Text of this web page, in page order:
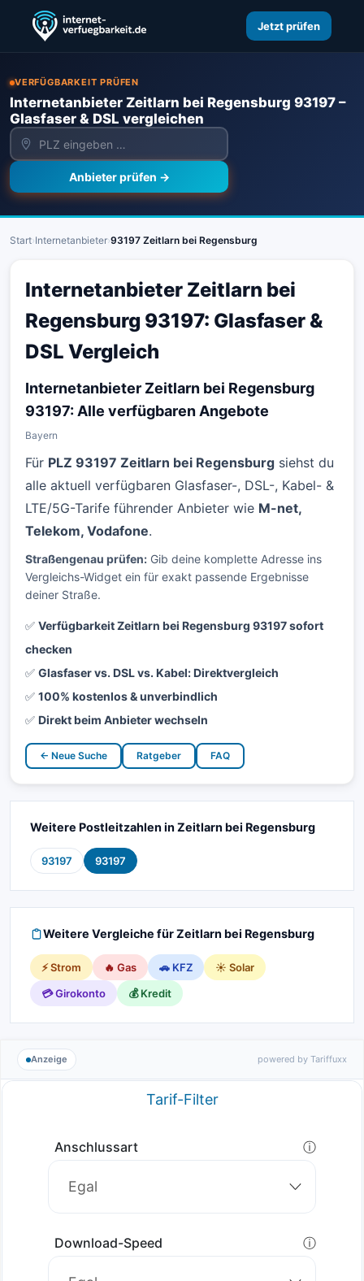
Jetzt prüfen
VERFÜGBARKEIT PRÜFEN
Internetanbieter Zeitlarn bei Regensburg 93197 –
Glasfaser & DSL vergleichen
Anbieter prüfen →
Start›Internetanbieter›93197 Zeitlarn bei Regensburg
Internetanbieter Zeitlarn bei
Regensburg 93197: Glasfaser &
DSL Vergleich
Internetanbieter Zeitlarn bei Regensburg
93197: Alle verfügbaren Angebote
Bayern
Für PLZ 93197 Zeitlarn bei Regensburg siehst du
alle aktuell verfügbaren Glasfaser-, DSL-, Kabel- &
LTE/5G-Tarife führender Anbieter wie M-net,
Telekom, Vodafone.
Straßengenau prüfen: Gib deine komplette Adresse ins
Vergleichs-Widget ein für exakt passende Ergebnisse
deiner Straße.
✅ Verfügbarkeit Zeitlarn bei Regensburg 93197 sofort
checken
✅ Glasfaser vs. DSL vs. Kabel: Direktvergleich
✅ 100% kostenlos & unverbindlich
✅ Direkt beim Anbieter wechseln
← Neue Suche Ratgeber FAQ
Weitere Postleitzahlen in Zeitlarn bei Regensburg
93197 93197
Weitere Vergleiche für Zeitlarn bei Regensburg
⚡ Strom 🔥 Gas 🚗 KFZ
☀️ Solar
💳 Girokonto
💰 Kredit
Anzeige powered by Tariffuxx